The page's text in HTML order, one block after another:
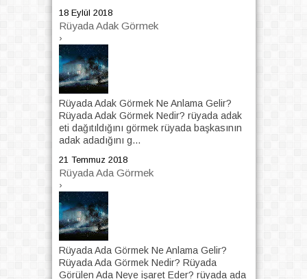
18 Eylül 2018
Rüyada Adak Görmek
›
Rüyada Adak Görmek Ne Anlama Gelir?
Rüyada Adak Görmek Nedir? rüyada adak
eti dağıtıldığını görmek rüyada başkasının
adak adadığını g...
21 Temmuz 2018
Rüyada Ada Görmek
›
Rüyada Ada Görmek Ne Anlama Gelir?
Rüyada Ada Görmek Nedir? Rüyada
Görülen Ada Neye işaret Eder? rüyada ada